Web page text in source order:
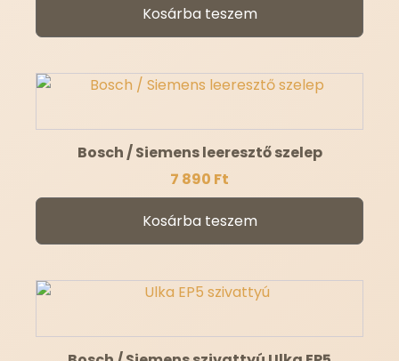
Kosárba teszem
Bosch / Siemens leeresztő szelep
7 890 Ft
Kosárba teszem